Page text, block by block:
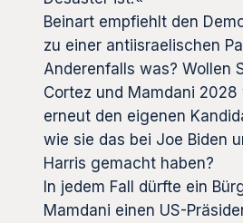
Beinart empfiehlt den
zu einer antiisraelischen
Anderenfalls was? Wollen
Cortez und Mamdani
erneut den eigenen
wie sie das bei Joe Biden
Harris gemacht haben?
In jedem Fall dürfte ein
Mamdani einen US-